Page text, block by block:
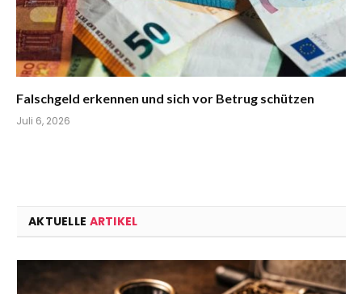
Falschgeld erkennen und sich vor Betrug schützen
Juli 6, 2026
AKTUELLE ARTIKEL